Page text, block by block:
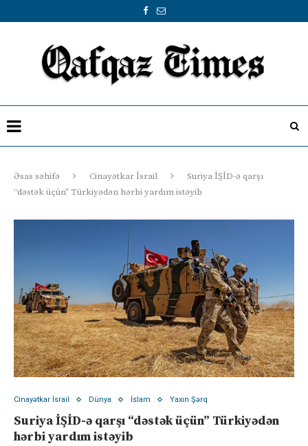
Əsas səhifə Cinayətkar İsrail
Suriya İŞİD-ə qarşı
“dəstək üçün” Türkiyədən hərbi yardım istəyib
Cinayətkar İsrail Dünya İslam Yaxın Şərq
Suriya İŞİD-ə qarşı “dəstək üçün” Türkiyədən
hərbi yardım istəyib